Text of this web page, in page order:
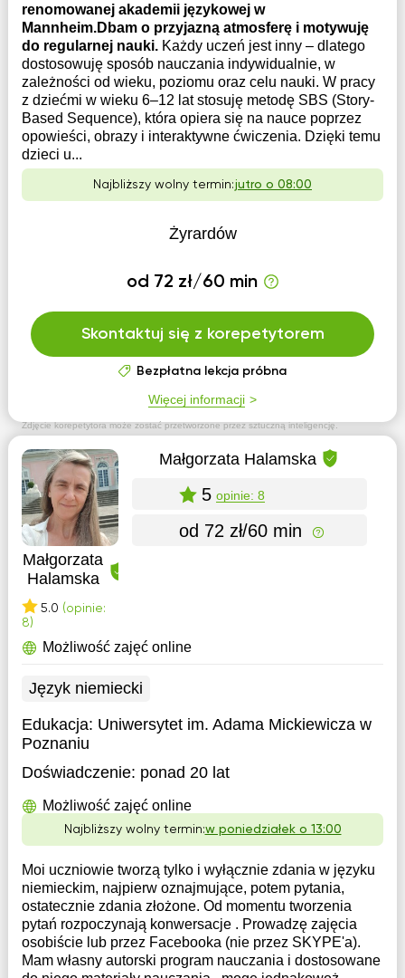
Zdjęcie korepetytora może zostać przetworzone przez sztuczną inteligencję.
renomowanej akademii językowej w
Mannheim.Dbam o przyjazną atmosferę i motywuję
do regularnej nauki. Każdy uczeń jest inny – dlatego
dostosowuję sposób nauczania indywidualnie, w
zależności od wieku, poziomu oraz celu nauki. W pracy
z dziećmi w wieku 6–12 lat stosuję metodę SBS (Story-
Based Sequence), która opiera się na nauce poprzez
opowieści, obrazy i interaktywne ćwiczenia. Dzięki temu
dzieci u...
Najbliższy wolny termin:jutro o 08:00
Żyrardów
od 72 zł/60 min
Skontaktuj się z korepetytorem
Bezpłatna lekcja próbna
Więcej informacji
Małgorzata
Halamska
5.0 (opinie:
8)
Małgorzata Halamska
5 opinie: 8
od 72 zł/60 min
Możliwość zajęć online
Język niemiecki
Edukacja: Uniwersytet im. Adama Mickiewicza w
Poznaniu
Doświadczenie: ponad 20 lat
Możliwość zajęć online
Najbliższy wolny termin:w poniedziałek o 13:00
Moi uczniowie tworzą tylko i wyłącznie zdania w języku
niemieckim, najpierw oznajmujące, potem pytania,
ostatecznie zdania złożone. Od momentu tworzenia
pytań rozpoczynają konwersacje . Prowadzę zajęcia
osobiście lub przez Facebooka (nie przez SKYPE'a).
Mam własny autorski program nauczania i dostosowane